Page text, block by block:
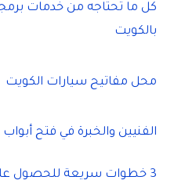
كل ما تحتاجه من خدمات
بالكويت
محل مفاتيح سيارات الكويت
الفنيين والخبرة في فتح
3 خطوات سريعة للحصول